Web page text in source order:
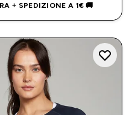
+ SPEDIZIONE A 1€ 🚚